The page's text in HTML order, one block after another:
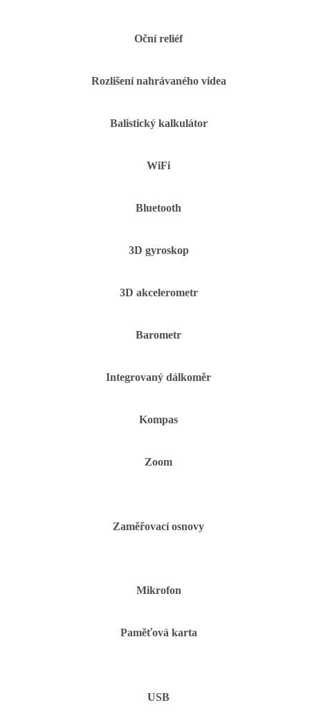
Oční reliéf
Rozlišení nahrávaného videa
Balistický kalkulátor
WiFi
Bluetooth
3D gyroskop
3D akcelerometr
Barometr
Integrovaný dálkoměr
Kompas
Zoom
Zaměřovací osnovy
Mikrofon
Paměťová karta
USB